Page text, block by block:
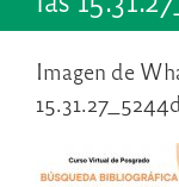
Imagen de